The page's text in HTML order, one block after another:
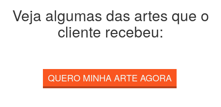
Veja algumas das artes que o
cliente recebeu:
QUERO MINHA ARTE AGORA